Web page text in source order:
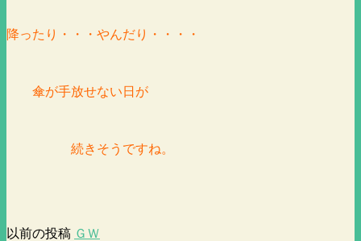
降ったり・・・やんだり・・・・
傘が手放せない日が
続きそうですね。
以前の投稿 ＧＷ